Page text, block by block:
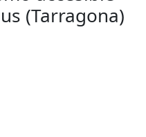
(Tarragona)